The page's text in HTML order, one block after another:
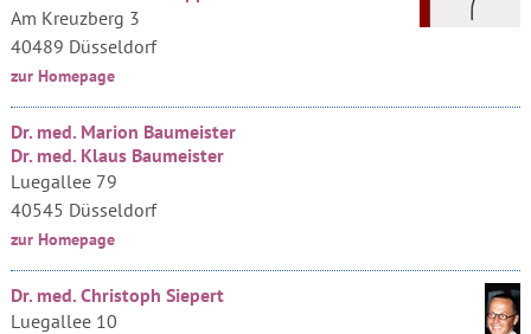
Am Kreuzberg 3
40489 Düsseldorf
zur Homepage
Dr. med. Marion Baumeister
Dr. med. Klaus Baumeister
Luegallee 79
40545 Düsseldorf
zur Homepage
Dr. med. Christoph Siepert
Luegallee 10